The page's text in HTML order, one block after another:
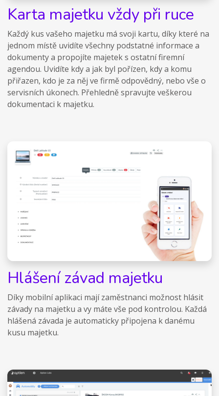
Karta majetku vždy při ruce
Každý kus vašeho majetku má svoji kartu, díky které na
jednom místě uvidíte všechny podstatné informace a
dokumenty a propojíte majetek s ostatní firemní
agendou. Uvidíte kdy a jak byl pořízen, kdy a komu
přiřazen, kdo je za něj ve firmě odpovědný, nebo vše o
servisních úkonech. Přehledně spravujte veškerou
dokumentaci k majetku.
Hlášení závad majetku
Díky mobilní aplikaci mají zaměstnanci možnost hlásit
závady na majetku a vy máte vše pod kontrolou. Každá
hlášená závada je automaticky připojena k danému
kusu majetku.